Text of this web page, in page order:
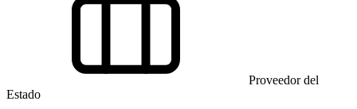
Proveedor del
Estado